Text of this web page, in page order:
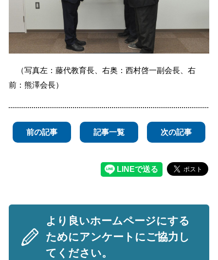
（写真左：藤代教育長、右奥：西村啓一副会長、右
前：熊澤会長）
前の記事 記事一覧 次の記事
より良いホームページにする
ためにアンケートにご協力し
てください。